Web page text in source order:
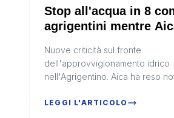
Stop all'acqua in 8
agrigentini mentre
Siciliacque
Nuove criticità sul fronte
dell'approvvigionamento idrico
nell'Agrigentino. Aica ha reso
23 giugno l'esercizio
LEGGI L'ARTICOLO